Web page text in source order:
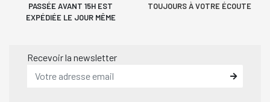
PASSÉE AVANT 15H EST
EXPÉDIÉE LE JOUR MÊME
TOUJOURS À VOTRE ÉCOUTE
Recevoir la newsletter